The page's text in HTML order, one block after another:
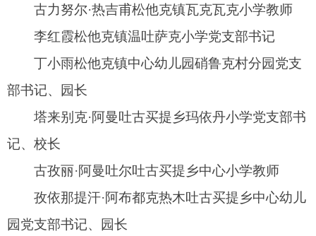
的各项教育督导工作。
3.研究起草阿图什市督导检查组督导检查情况
的反馈报告。
4.针对阿图什市教育督导重大政策、重要工作
心、群众关切、社会关注的教育热点难点问题，通
过各种途径进行积极回应，主动做好社会舆论引导
工作。
5.完成阿图什市人民政府教育督导室安排的其
他工作。